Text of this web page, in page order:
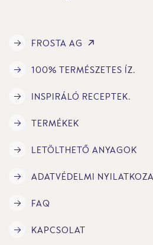
FROSTA AG
100% TERMÉSZETES ÍZ.
INSPIRÁLÓ RECEPTEK.
TERMÉKEK
LETÖLTHETŐ ANYAGOK
ADATVÉDELMI
FAQ
KAPCSOLAT